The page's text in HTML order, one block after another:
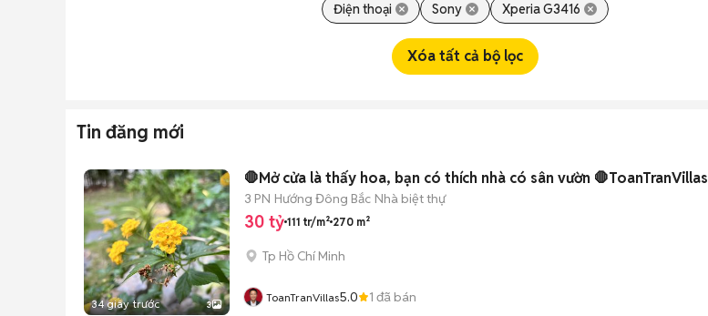
Điện thoại Sony Xperia G3416
Xóa tất cả bộ lọc
Tin đăng mới
34 giây trước 3
🛑Mở cửa là thấy hoa, bạn có thích nhà có sân vườn 🛑ToanTranVillas
3 PN Hướng Đông Bắc Nhà biệt thự
30 tỷ 111 tr/m² 270 m²
Tp Hồ Chí Minh
ToanTranVillas5.0 1 đã bán